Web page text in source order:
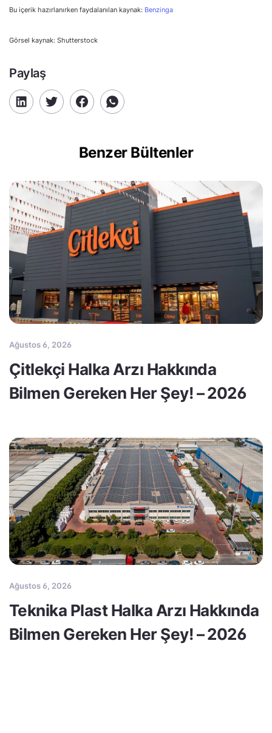
Bu içerik hazırlanırken faydalanılan kaynak: Benzinga
Görsel kaynak: Shutterstock
Paylaş
Benzer Bültenler
Ağustos 6, 2026
Çitlekçi Halka Arzı Hakkında
Bilmen Gereken Her Şey! – 2026
Ağustos 6, 2026
Teknika Plast Halka Arzı Hakkında
Bilmen Gereken Her Şey! – 2026